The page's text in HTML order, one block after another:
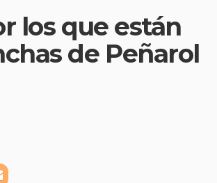
los que están
de Peñarol